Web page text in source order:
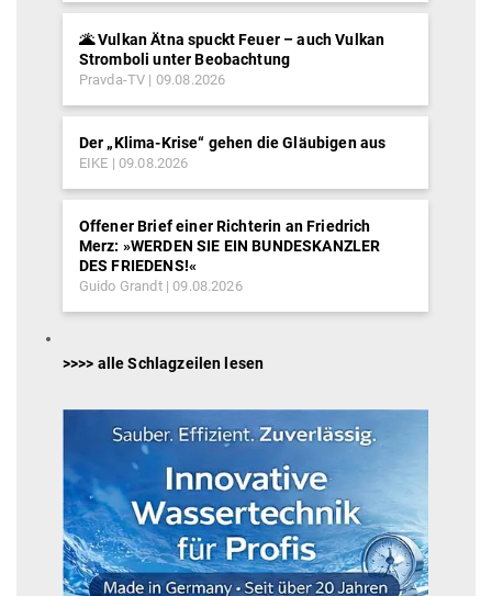
🌋 Vulkan Ätna spuckt Feuer – auch Vulkan
Stromboli unter Beobachtung
Pravda-TV 09.08.2026
Der „Klima-Krise“ gehen die Gläubigen aus
EIKE 09.08.2026
Offener Brief einer Richterin an Friedrich
Merz: »WERDEN SIE EIN BUNDESKANZLER
DES FRIEDENS!«
Guido Grandt 09.08.2026
>>>> alle Schlagzeilen lesen